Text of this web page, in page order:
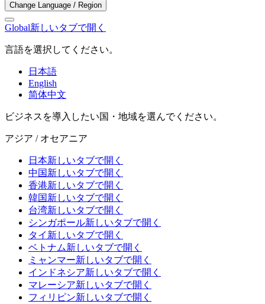
Change Language / Region
Global新しいタブで開く
言語を選択してください。
日本語
English
简体中文
ビジネスを導入したい国・地域を選んでください。
アジア / オセアニア
日本新しいタブで開く
中国新しいタブで開く
香港新しいタブで開く
韓国新しいタブで開く
台湾新しいタブで開く
シンガポール新しいタブで開く
タイ 新しいタブで開く
ベトナム新しいタブで開く
ミャンマー新しいタブで開く
インドネシア新しいタブで開く
マレーシア新しいタブで開く
フィリピン新しいタブで開く